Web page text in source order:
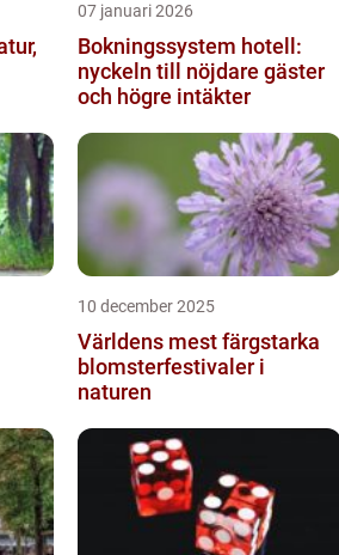
07 januari 2026
Bokningssystem hotell:
nyckeln till nöjdare gäster
och högre intäkter
10 december 2025
Världens mest färgstarka
blomsterfestivaler i
naturen